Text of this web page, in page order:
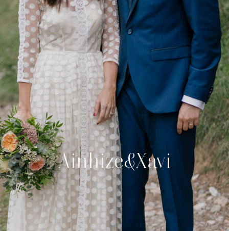
Ainhize&Xavi